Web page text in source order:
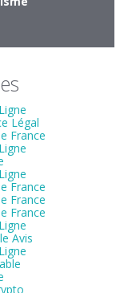
Légal
France
France
France
France
Avis